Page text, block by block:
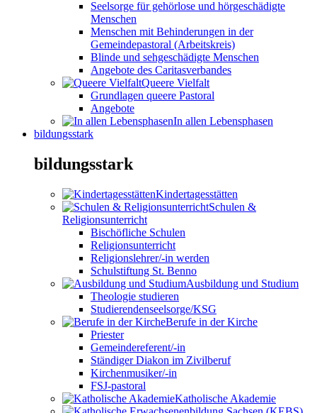
Seelsorge für gehörlose und hörgeschädigte
Menschen
Menschen mit Behinderungen in der
Gemeindepastoral (Arbeitskreis)
Blinde und sehgeschädigte Menschen
Angebote des Caritasverbandes
Queere Vielfalt
Grundlagen queere Pastoral
Angebote
In allen Lebensphasen
bildungsstark
bildungsstark
Kindertagesstätten
Schulen &
Religionsunterricht
Bischöfliche Schulen
Religionsunterricht
Religionslehrer/-in werden
Schulstiftung St. Benno
Ausbildung und Studium
Theologie studieren
Studierendenseelsorge/KSG
Berufe in der Kirche
Priester
Gemeindereferent/-in
Ständiger Diakon im Zivilberuf
Kirchenmusiker/-in
FSJ-pastoral
Katholische Akademie